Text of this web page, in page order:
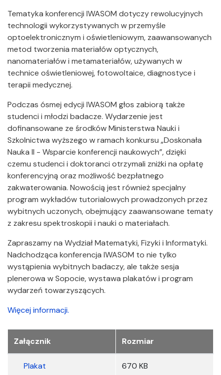
Tematyka konferencji IWASOM dotyczy rewolucyjnych
technologii wykorzystywanych w przemyśle
optoelektronicznym i oświetleniowym, zaawansowanych
metod tworzenia materiałów optycznych,
nanomateriałów i metamateriałów, używanych w
technice oświetleniowej, fotowoltaice, diagnostyce i
terapii medycznej.
Podczas ósmej edycji IWASOM głos zabiorą także
studenci i młodzi badacze. Wydarzenie jest
dofinansowane ze środków Ministerstwa Nauki i
Szkolnictwa wyższego w ramach konkursu „Doskonała
Nauka II - Wsparcie konferencji naukowych”, dzięki
czemu studenci i doktoranci otrzymali zniżki na opłatę
konferencyjną oraz możliwość bezpłatnego
zakwaterowania. Nowością jest również specjalny
program wykładów tutorialowych prowadzonych przez
wybitnych uczonych, obejmujący zaawansowane tematy
z zakresu spektroskopii i nauki o materiałach.
Zapraszamy na Wydział Matematyki, Fizyki i Informatyki.
Nadchodząca konferencja IWASOM to nie tylko
wystąpienia wybitnych badaczy, ale także sesja
plenerowa w Sopocie, wystawa plakatów i program
wydarzeń towarzyszących.
Więcej informacji.
Załączniki
Załącznik
Rozmiar
Plakat 670 KB